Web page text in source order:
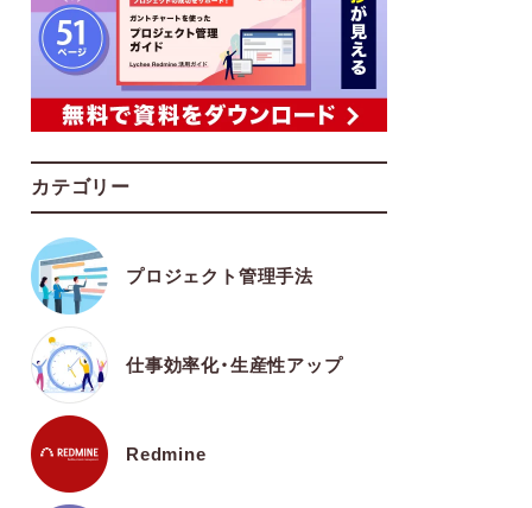
カテゴリー
プロジェクト管理手法
仕事効率化・生産性アップ
Redmine